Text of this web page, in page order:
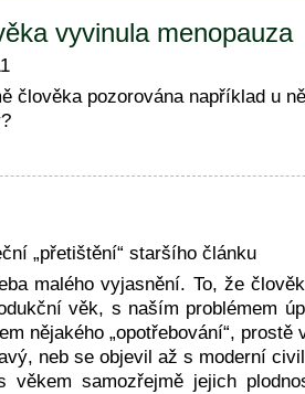
vyvinula menopauza
člověka pozorována například u
„přetištění“ staršího článku
malého vyjasnění. To, že
věk, s naším problémem
nějakého „opotřebování“,
neb se objevil až s moderní
samozřejmě jejich